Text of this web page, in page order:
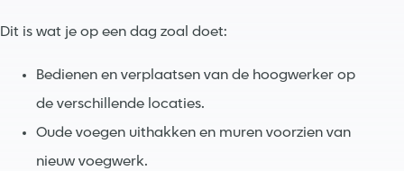
Dit is wat je op een dag zoal doet:
Bedienen en verplaatsen van de hoogwerker op
de verschillende locaties.
Oude voegen uithakken en muren voorzien van
nieuw voegwerk.